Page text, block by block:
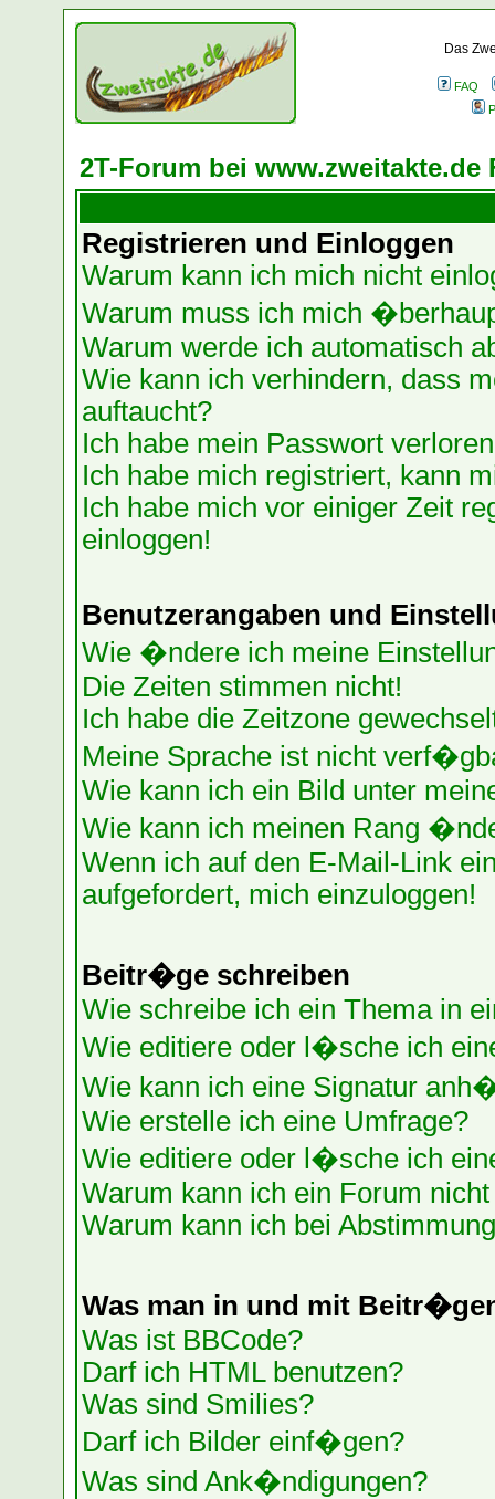
Das
FAQ
2T-Forum bei
Registrieren und Einloggen
Warum kann ich mich nicht
Warum muss ich mich
Warum werde ich automatisch
Wie kann ich verhindern, dass
auftaucht?
Ich habe mein Passwort
Ich habe mich registriert, kann
Ich habe mich vor einiger Zeit
einloggen!
Benutzerangaben und
Wie �ndere ich meine
Die Zeiten stimmen nicht!
Ich habe die Zeitzone
Meine Sprache ist nicht
Wie kann ich ein Bild unter
Wie kann ich meinen Rang
Wenn ich auf den E-Mail-Link
aufgefordert, mich einzuloggen!
Beitr�ge schreiben
Wie schreibe ich ein Thema in
Wie editiere oder l�sche ich
Wie kann ich eine Signatur
Wie erstelle ich eine Umfrage?
Wie editiere oder l�sche ich
Warum kann ich ein Forum
Warum kann ich bei
Was man in und mit
Was ist BBCode?
Darf ich HTML benutzen?
Was sind Smilies?
Darf ich Bilder einf�gen?
Was sind Ank�ndigungen?